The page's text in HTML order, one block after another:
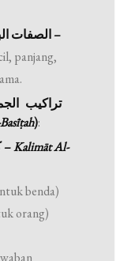
Kata Sifat Sederhana (الصفات البسيطة –
panjang,
):
Kata Tanya (كلمات الاستفهام –Kalimāt Al-
benda)
orang)